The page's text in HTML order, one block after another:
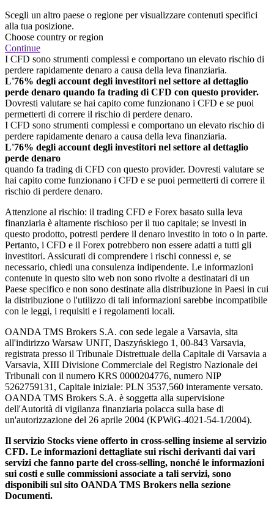
Scegli un altro paese o regione per visualizzare contenuti specifici
alla tua posizione.
Choose country or region
Continue
I CFD sono strumenti complessi e comportano un elevato rischio di
perdere rapidamente denaro a causa della leva finanziaria.
L'76% degli account degli investitori nel settore al dettaglio
perde denaro quando fa trading di CFD con questo provider.
Dovresti valutare se hai capito come funzionano i CFD e se puoi
permetterti di correre il rischio di perdere denaro.
I CFD sono strumenti complessi e comportano un elevato rischio di
perdere rapidamente denaro a causa della leva finanziaria.
L'76% degli account degli investitori nel settore al dettaglio
perde denaro
quando fa trading di CFD con questo provider. Dovresti valutare se
hai capito come funzionano i CFD e se puoi permetterti di correre il
rischio di perdere denaro.
Attenzione al rischio: il trading CFD e Forex basato sulla leva
finanziaria è altamente rischioso per il tuo capitale; se investi in
questo prodotto, potresti perdere il denaro investito in toto o in parte.
Pertanto, i CFD e il Forex potrebbero non essere adatti a tutti gli
investitori. Assicurati di comprendere i rischi connessi e, se
necessario, chiedi una consulenza indipendente. Le informazioni
contenute in questo sito web non sono rivolte a destinatari di un
Paese specifico e non sono destinate alla distribuzione in Paesi in cui
la distribuzione o l'utilizzo di tali informazioni sarebbe incompatibile
con le leggi, i requisiti e i regolamenti locali.
OANDA TMS Brokers S.A. con sede legale a Varsavia, sita
all'indirizzo Warsaw UNIT, Daszyńskiego 1, 00-843 Varsavia,
registrata presso il Tribunale Distrettuale della Capitale di Varsavia a
Varsavia, XIII Divisione Commerciale del Registro Nazionale dei
Tribunali con il numero KRS 0000204776, numero NIP
5262759131, Capitale iniziale: PLN 3537,560 interamente versato.
OANDA TMS Brokers S.A. è soggetta alla supervisione
dell'Autorità di vigilanza finanziaria polacca sulla base di
un'autorizzazione del 26 aprile 2004 (KPWiG-4021-54-1/2004).
Il servizio Stocks viene offerto in cross-selling insieme al servizio
CFD. Le informazioni dettagliate sui rischi derivanti dai vari
servizi che fanno parte del cross-selling, nonché le informazioni
sui costi e sulle commissioni associate a tali servizi, sono
disponibili sul sito OANDA TMS Brokers nella sezione
Documenti.